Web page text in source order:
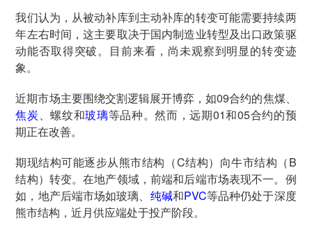
我们认为，从被动补库到主动补库的转变可能需要持续两
年左右时间，这主要取决于国内制造业转型及出口政策驱
动能否取得突破。目前来看，尚未观察到明显的转变迹
象。
近期市场主要围绕交割逻辑展开博弈，如09合约的焦煤、
焦炭、螺纹和玻璃等品种。然而，远期01和05合约的预
期正在改善。
期现结构可能逐步从熊市结构（C结构）向牛市结构（B
结构）转变。在地产领域，前端和后端市场表现不一。例
如，地产后端市场如玻璃、 纯碱和PVC等品种仍处于深度
熊市结构，近月供应端处于投产阶段。